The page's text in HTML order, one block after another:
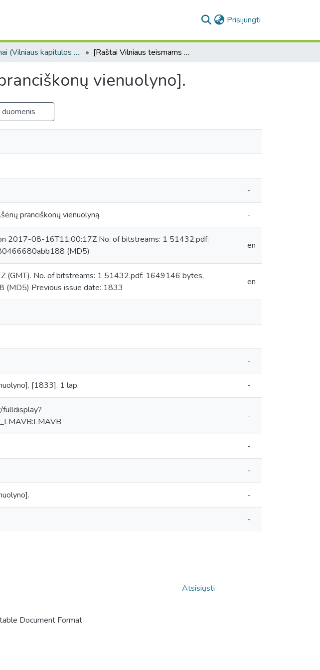
Prisijungti
Alšėnai (Vilniaus kapitulos fondas. F43. Bažnytinės valdos) [Raštai Vilniaus teismams dėl Alšėnų pranciškonų vienuolyno].
vienuolyno].
-
pranciškonų vienuolyną. -
2017-08-16T11:00:17Z No. of bitstreams: 1 51432.pdf:
(MD5)
en
(GMT). No. of bitstreams: 1 51432.pdf: 1649146 bytes,
Previous issue date: 1833
en
-
[1833]. 1 lap. -
fulldisplay?
-
-
-
-
-
Document Format
Atsisiųsti